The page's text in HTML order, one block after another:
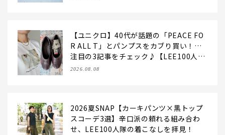
【ユニクロ】40代が話題の「PEACE FO
R ALL T」とパンプスをカブり買い！…
注目の3記事をチェック♪【LEE100人
隊・2026】
2026.08.08
2026夏SNAP【カーキパンツ×黒トップ
スコーデ3選】辛口派の頼れる組み合わ
せ、LEE100人隊の着こなしを拝見！